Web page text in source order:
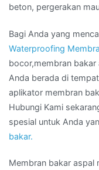
beton, pergerakan
Bagi Anda yang
Waterproofing
bocor,membran bakar
Anda berada di
aplikator membran
Hubungi Kami
spesial untuk Anda
bakar.
Membran bakar aspal